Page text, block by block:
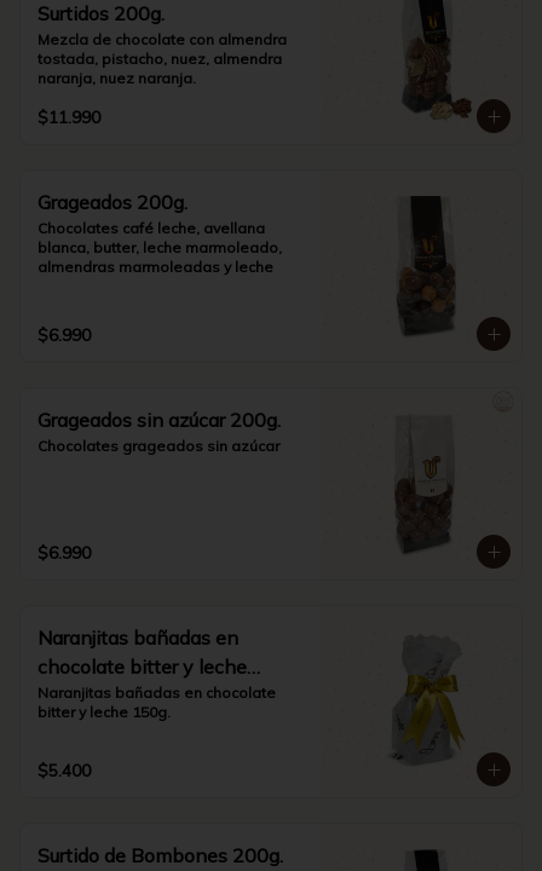
Surtidos 200g.
Mezcla de chocolate con almendra
tostada, pistacho, nuez, almendra
naranja, nuez naranja.
$11.990
Grageados 200g.
Chocolates café leche, avellana
blanca, butter, leche marmoleado,
almendras marmoleadas y leche
$6.990
Grageados sin azúcar 200g.
Chocolates grageados sin azúcar
$6.990
Naranjitas bañadas en
chocolate bitter y leche
150g.
Naranjitas bañadas en chocolate
bitter y leche 150g.
$5.400
Surtido de Bombones 200g.